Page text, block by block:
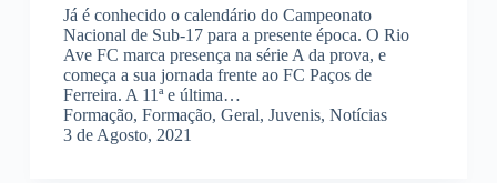
Já é conhecido o calendário do Campeonato
Nacional de Sub-17 para a presente época. O Rio
Ave FC marca presença na série A da prova, e
começa a sua jornada frente ao FC Paços de
Ferreira. A 11ª e última…
Formação, Formação, Geral, Juvenis, Notícias
3 de Agosto, 2021